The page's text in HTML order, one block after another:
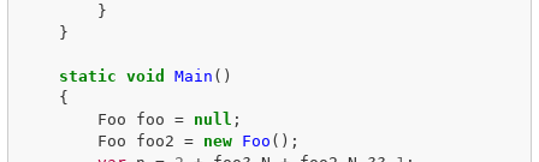
}
}
static void Main ()
{
Foo
foo = null ;
Foo
foo2 = new Foo ();